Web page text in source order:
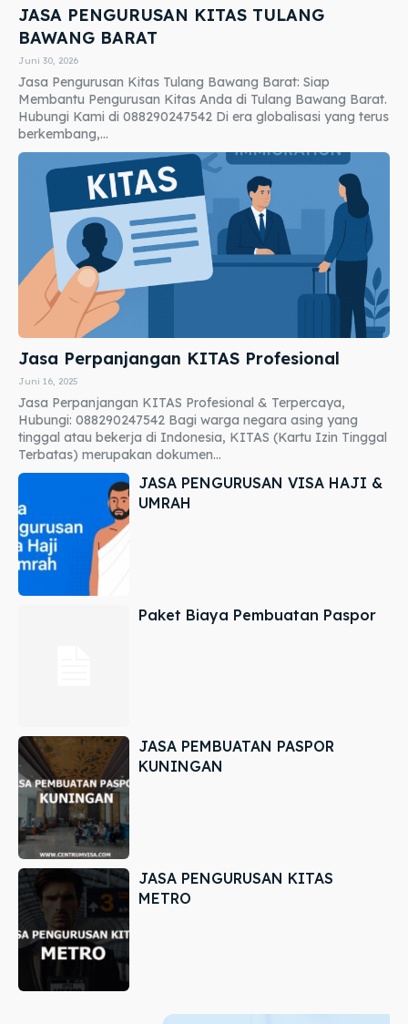
JASA PENGURUSAN KITAS TULANG
BAWANG BARAT
Juni 30, 2026
Jasa Pengurusan Kitas Tulang Bawang Barat: Siap
Membantu Pengurusan Kitas Anda di Tulang Bawang Barat.
Hubungi Kami di 088290247542 Di era globalisasi yang terus
berkembang,...
Jasa Perpanjangan KITAS Profesional
Juni 16, 2025
Jasa Perpanjangan KITAS Profesional & Terpercaya,
Hubungi: 088290247542 Bagi warga negara asing yang
tinggal atau bekerja di Indonesia, KITAS (Kartu Izin Tinggal
Terbatas) merupakan dokumen...
JASA PENGURUSAN VISA HAJI &
UMRAH
Paket Biaya Pembuatan Paspor
JASA PEMBUATAN PASPOR
KUNINGAN
JASA PENGURUSAN KITAS
METRO